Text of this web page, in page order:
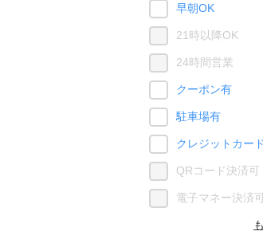
早朝OK
21時以降OK
24時間営業
クーポン有
駐車場有
クレジットカー
QRコード決済可
電子マネー決済